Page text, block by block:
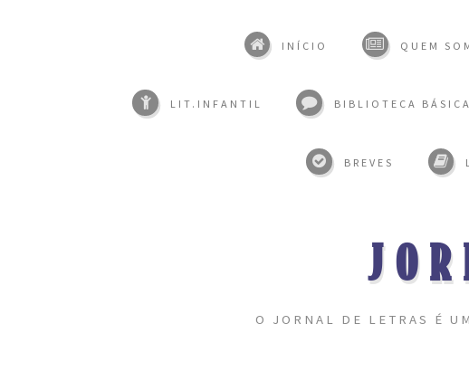
INÍCIO QUEM
LIT.INFANTIL BIBLIOTECA
BREVES
O JORNAL DE LETRAS É